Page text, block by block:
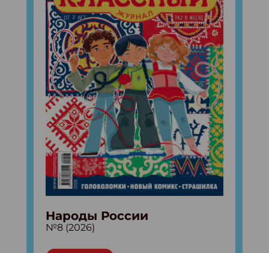
Народы России
№8 (2026)